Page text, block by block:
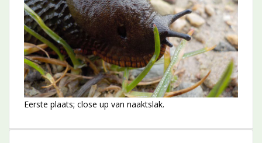
Eerste plaats; close up van naaktslak.